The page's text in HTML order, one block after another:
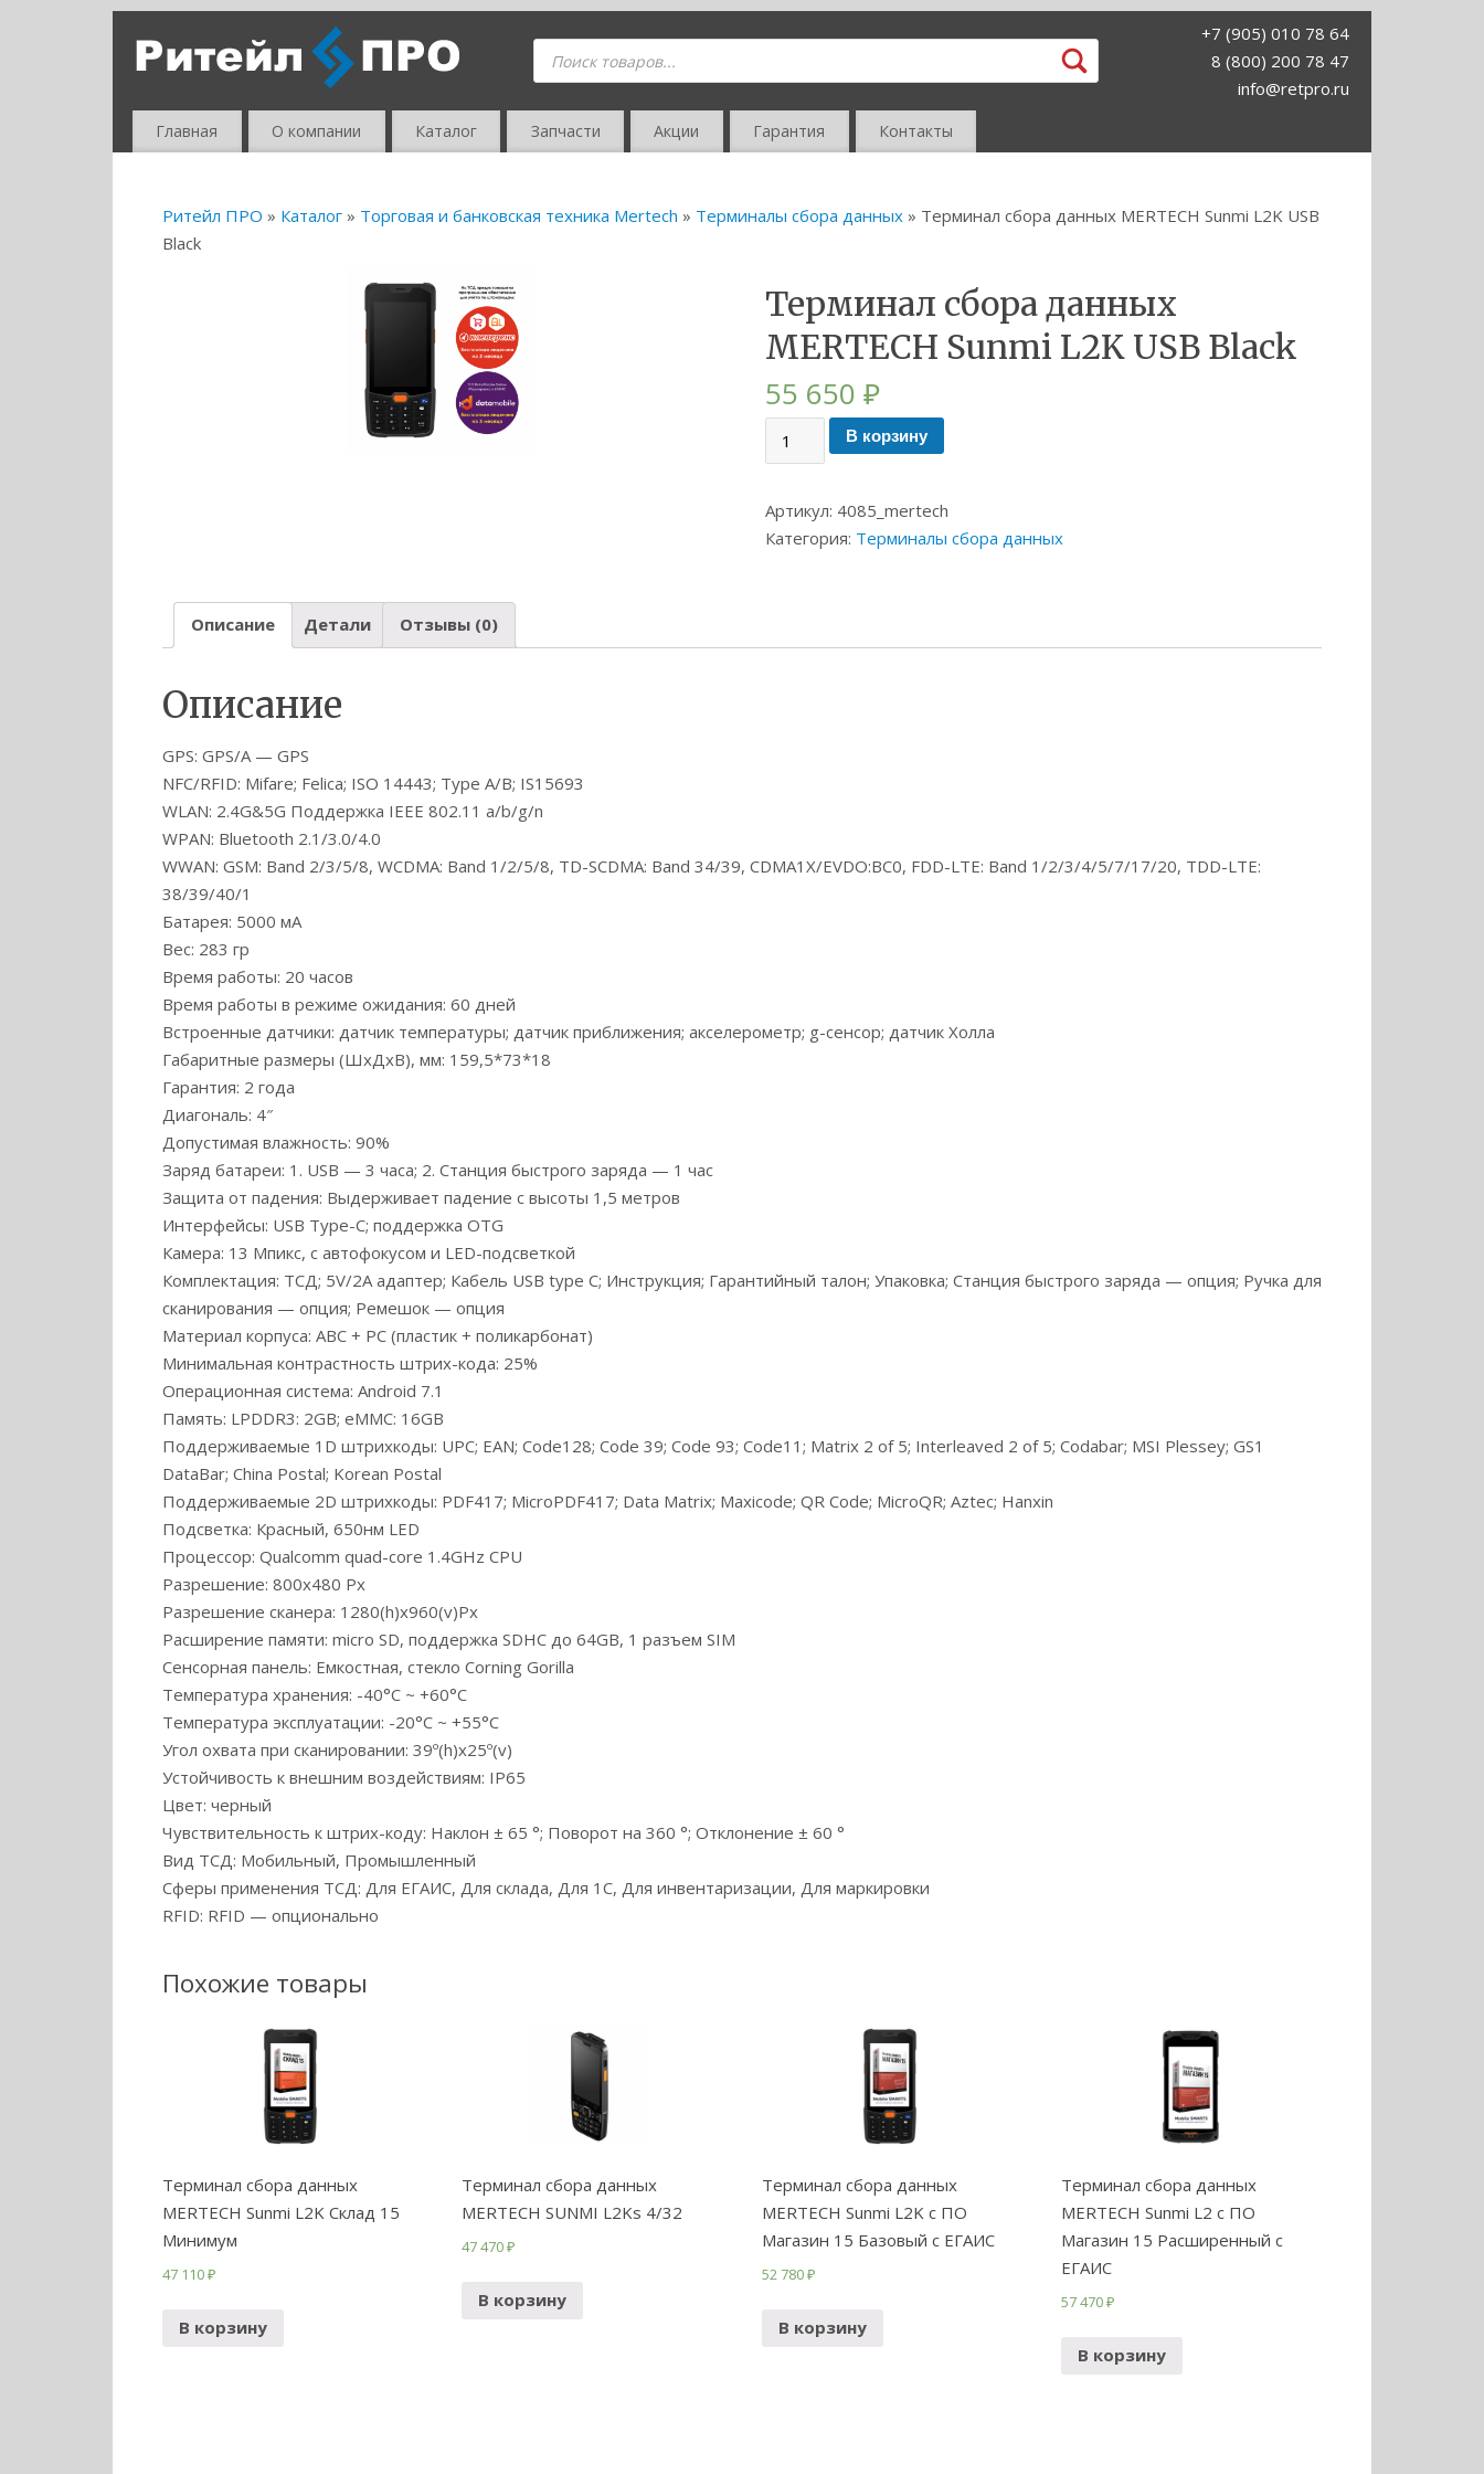
+7 (905) 010 78 64
8 (800) 200 78 47
info@retpro.ru
Главная О компании Каталог Запчасти Акции Гарантия Контакты
Ритейл ПРО » Каталог » Торговая и банковская техника Mertech » Терминалы сбора данных » Терминал сбора данных MERTECH Sunmi L2K USB
Black
Терминал сбора данных
MERTECH Sunmi L2K USB Black
55 650 ₽
В корзину
Артикул: 4085_mertech
Категория: Терминалы сбора данных
Описание Детали Отзывы (0)
Описание
GPS: GPS/A — GPS
NFC/RFID: Mifare; Felica; ISO 14443; Type A/B; IS15693
WLAN: 2.4G&5G Поддержка IEEE 802.11 a/b/g/n
WPAN: Bluetooth 2.1/3.0/4.0
WWAN: GSM: Band 2/3/5/8, WCDMA: Band 1/2/5/8, TD-SCDMA: Band 34/39, CDMA1X/EVDO:BC0, FDD-LTE: Band 1/2/3/4/5/7/17/20, TDD-LTE:
38/39/40/1
Батарея: 5000 мА
Вес: 283 гр
Время работы: 20 часов
Время работы в режиме ожидания: 60 дней
Встроенные датчики: датчик температуры; датчик приближения; акселерометр; g-сенсор; датчик Холла
Габаритные размеры (ШхДхВ), мм: 159,5*73*18
Гарантия: 2 года
Диагональ: 4″
Допустимая влажность: 90%
Заряд батареи: 1. USB — 3 часа; 2. Станция быстрого заряда — 1 час
Защита от падения: Выдерживает падение с высоты 1,5 метров
Интерфейсы: USB Type-C; поддержка OTG
Камера: 13 Мпикс, с автофокусом и LED-подсветкой
Комплектация: ТСД; 5V/2A адаптер; Кабель USB type С; Инструкция; Гарантийный талон; Упаковка; Станция быстрого заряда — опция; Ручка для
сканирования — опция; Ремешок — опция
Материал корпуса: ABC + PC (пластик + поликарбонат)
Минимальная контрастность штрих-кода: 25%
Операционная система: Android 7.1
Память: LPDDR3: 2GB; eMMC: 16GB
Поддерживаемые 1D штрихкоды: UPC; EAN; Code128; Code 39; Code 93; Code11; Matrix 2 of 5; Interleaved 2 of 5; Codabar; MSI Plessey; GS1
DataBar; China Postal; Korean Postal
Поддерживаемые 2D штрихкоды: PDF417; MicroPDF417; Data Matrix; Maxicode; QR Code; MicroQR; Aztec; Hanxin
Подсветка: Красный, 650нм LED
Процессор: Qualcomm quad-core 1.4GHz CPU
Разрешение: 800х480 Px
Разрешение сканера: 1280(h)х960(v)Px
Расширение памяти: micro SD, поддержка SDHC до 64GB, 1 разъем SIM
Сенсорная панель: Емкостная, стекло Corning Gorilla
Температура хранения: -40°С ~ +60°С
Температура эксплуатации: -20°C ~ +55°C
Угол охвата при сканировании: 39º(h)x25º(v)
Устойчивость к внешним воздействиям: IP65
Цвет: черный
Чувствительность к штрих-коду: Наклон ± 65 °; Поворот на 360 °; Отклонение ± 60 °
Вид ТСД: Мобильный, Промышленный
Сферы применения ТСД: Для ЕГАИС, Для склада, Для 1С, Для инвентаризации, Для маркировки
RFID: RFID — опционально
Похожие товары
Терминал сбора данных
MERTECH Sunmi L2K Склад 15
Минимум
47 110₽
В корзину
Терминал сбора данных
MERTECH SUNMI L2Ks 4/32
47 470₽
В корзину
Терминал сбора данных
MERTECH Sunmi L2K с ПО
Магазин 15 Базовый с ЕГАИС
52 780₽
В корзину
Терминал сбора данных
MERTECH Sunmi L2 с ПО
Магазин 15 Расширенный с
ЕГАИС
57 470₽
В корзину